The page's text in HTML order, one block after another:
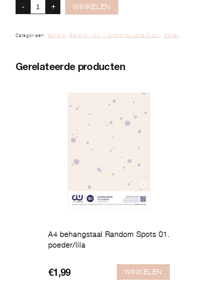
- + WINKELEN
Categorieën: Behang Behang - CW x Scandinavische Disco Wonen
Gerelateerde producten
A4 behangstaal Random Spots 01.
poeder/lila
€1,99 WINKELEN